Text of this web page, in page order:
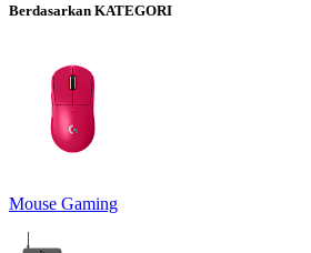
Berdasarkan KATEGORI
Mouse Gaming